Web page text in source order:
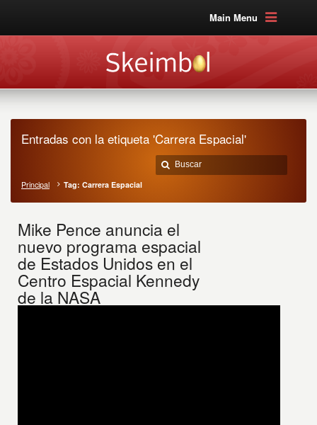
Main Menu
Entradas con la etiqueta 'Carrera Espacial'
Principal Tag: Carrera Espacial
Mike Pence anuncia el
nuevo programa espacial
de Estados Unidos en el
Centro Espacial Kennedy
de la NASA